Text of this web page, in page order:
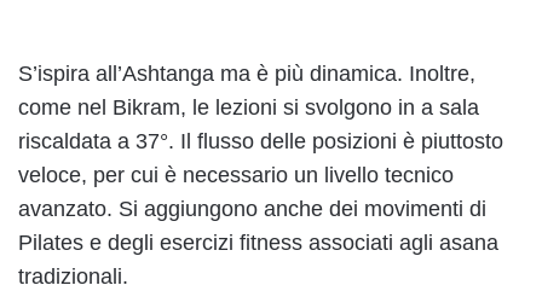
S’ispira all’Ashtanga ma è più dinamica. Inoltre,
come nel Bikram, le lezioni si svolgono in a sala
riscaldata a 37°. Il flusso delle posizioni è piuttosto
veloce, per cui è necessario un livello tecnico
avanzato. Si aggiungono anche dei movimenti di
Pilates e degli esercizi fitness associati agli asana
tradizionali.